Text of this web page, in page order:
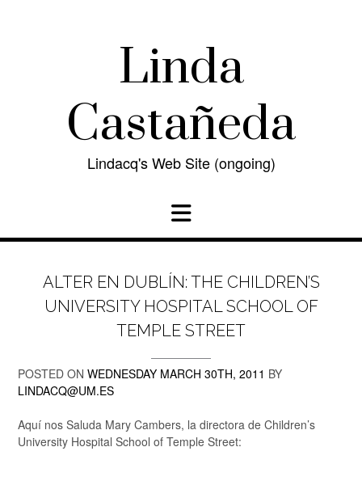
Linda
Castañeda
Lindacq's Web Site (ongoing)
ALTER EN DUBLÍN: THE CHILDREN’S
UNIVERSITY HOSPITAL SCHOOL OF
TEMPLE STREET
POSTED ON WEDNESDAY MARCH 30TH, 2011 BY
LINDACQ@UM.ES
Aquí nos Saluda Mary Cambers, la directora de Children’s
University Hospital School of Temple Street: